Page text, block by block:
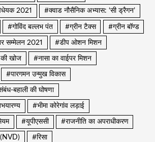
2021 #क्वाड नौसैनिक अभ्यास: ‘सी ड्रैगन’
#गोविंद बल्लभ पंत #ग्रीन टैक्स #ग्रीन बॉण्ड
सम्मेलन 2021 #डीप ओशन मिशन
की खोज #नासा का वाईपर मिशन
#पारगमन उन्मुख विकास
बहाली की घोषणा
#भीमा कोरेगांव लड़ाई
#यूपीएससी #राजनीति का अपराधीकरण
(NVD) #रिसा